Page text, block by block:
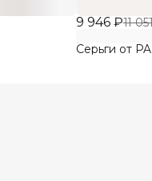
9 946 ₽11
Серьги от